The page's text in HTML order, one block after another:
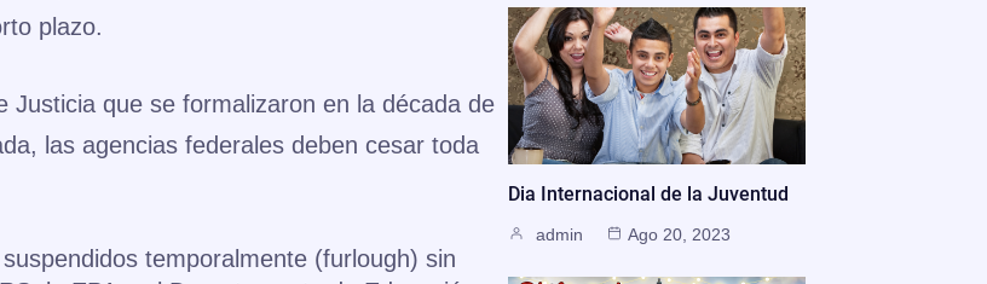
plazo.
Justicia que se formalizaron en la década de
las agencias federales deben cesar toda
temporalmente (furlough) sin
Dia Internacional de la Juventud
admin Ago 20, 2023